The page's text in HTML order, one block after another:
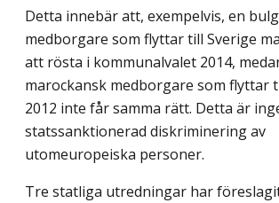
Detta innebär att, exempelvis, en
medborgare som flyttar till Sverige
att rösta i kommunalvalet 2014,
marockansk medborgare som flyttar
2012 inte får samma rätt. Detta är
statssanktionerad diskriminering av
utomeuropeiska personer.
Tre statliga utredningar har